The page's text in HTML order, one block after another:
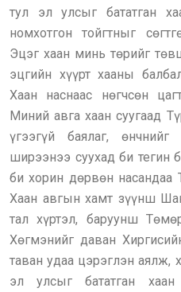
тул эл улсыг бататган
номхотгон тойгтныг
Эцэг хаан минь төрийг
эцгийн хүүрт хааны
Хаан наснаас нөгчсөн
Миний авга хаан суугаад
үгээгүй баялаг,
ширээнээ суухад би тегин
би хорин дөрвөн
Хаан авгын хамт зүүнш
тал хүртэл, баруунш
Хөгмэнийг даван
таван удаа цэрэглэн аялж,
эл улсыг бататган хаан